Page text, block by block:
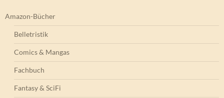
Amazon-Bücher
Belletristik
Comics & Mangas
Fachbuch
Fantasy & SciFi